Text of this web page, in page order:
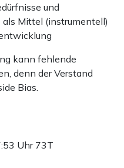
und
Mittel (instrumentell)
kann fehlende
denn der Verstand
Bias.
Uhr 73T